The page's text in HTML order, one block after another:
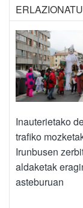
Inauterietako
trafiko
Irunbusen
aldaketak
asteburuan